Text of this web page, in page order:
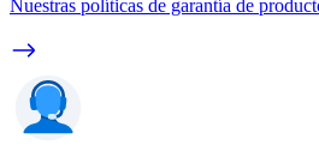
Nuestras políticas de garantía de